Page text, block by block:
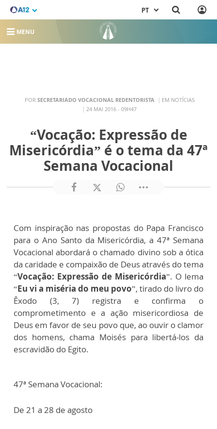
PT
MENU
POR SECRETARIADO VOCACIONAL REDENTORISTA
EM NOTÍCIAS
24 MAI 2016 - 09H47
“Vocação: Expressão de
Misericórdia” é o tema da 47ª
Semana Vocacional
Com inspiração nas propostas do Papa Francisco
para o Ano Santo da Misericórdia, a 47ª Semana
Vocacional abordará o chamado divino sob a ótica
da caridade e compaixão de Deus através do tema
“Vocação: Expressão de Misericórdia”. O lema
“Eu vi a miséria do meu povo”, tirado do livro do
Êxodo (3, 7) registra e confirma o
comprometimento e a ação misericordiosa de
Deus em favor de seu povo que, ao ouvir o clamor
dos homens, chama Moisés para libertá-los da
escravidão do Egito.
47ª Semana Vocacional:
De 21 a 28 de agosto